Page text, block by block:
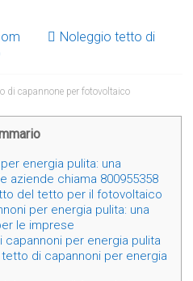
Noleggio tetto di
di capannone per fotovoltaico
energia pulita: una
aziende chiama 800955358
del tetto per il fotovoltaico
per energia pulita: una
le imprese
per energia pulita
di capannoni per energia